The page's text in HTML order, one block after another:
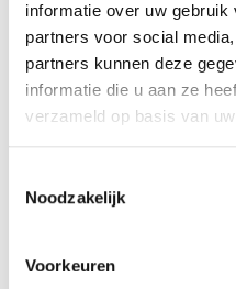
informatie over uw
partners voor social
partners kunnen deze
informatie die u aan ze
verzameld op basis van
Noodzakelijk
Voorkeuren
Verminderde kans op
Sportprestaties
Bovendien zijn vele
uitdagend blijft.
OlymPas) en heb je
mee te doen aan de
Wanneer